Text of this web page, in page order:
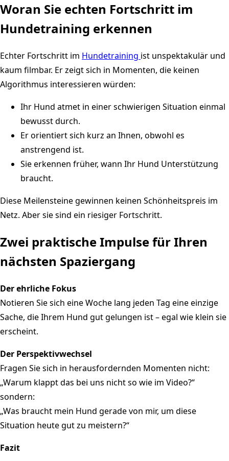
Woran Sie echten Fortschritt im
Hundetraining erkennen
Echter Fortschritt im Hundetraining ist unspektakulär und
kaum filmbar. Er zeigt sich in Momenten, die keinen
Algorithmus interessieren würden:
Ihr Hund atmet in einer schwierigen Situation einmal
bewusst durch.
Er orientiert sich kurz an Ihnen, obwohl es
anstrengend ist.
Sie erkennen früher, wann Ihr Hund Unterstützung
braucht.
Diese Meilensteine gewinnen keinen Schönheitspreis im
Netz. Aber sie sind ein riesiger Fortschritt.
Zwei praktische Impulse für Ihren
nächsten Spaziergang
Der ehrliche Fokus
Notieren Sie sich eine Woche lang jeden Tag eine einzige
Sache, die Ihrem Hund gut gelungen ist – egal wie klein sie
erscheint.
Der Perspektivwechsel
Fragen Sie sich in herausfordernden Momenten nicht:
„Warum klappt das bei uns nicht so wie im Video?“
sondern:
„Was braucht mein Hund gerade von mir, um diese
Situation heute gut zu meistern?“
Fazit